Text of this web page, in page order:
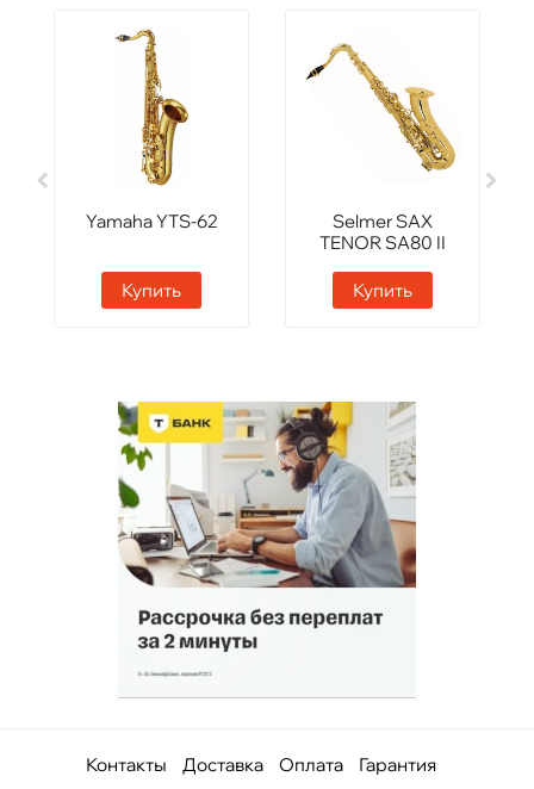
Yamaha YTS-62
Купить
Selmer SAX
TENOR SA80 II
Купить
Контакты Доставка Оплата Гарантия